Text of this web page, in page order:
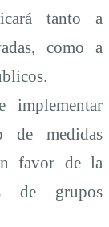
tanto a
como a
implementar
de medidas
favor de la
de grupos